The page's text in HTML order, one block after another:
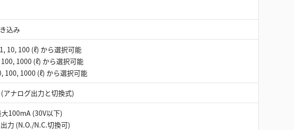
込み
10, 100 (ℓ) から選択可能
1000 (ℓ) から選択可能
100, 1000 (ℓ) から選択可能
アナログ出力と切換式)
100mA (30V以下)
力 (N.O./N.C.切換可)